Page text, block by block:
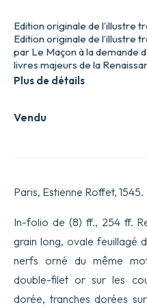
Vendu
Edition originale de l’illustre
Edition originale de l’illustre
par Le Maçon à la demande
livres majeurs de la
Plus de détails
Paris, Estienne Roffet, 1545.
In-folio de (8) ff., 254 ff.
grain long, ovale feuillagé
nerfs orné du même
double-filet or sur les
dorée, tranches dorées